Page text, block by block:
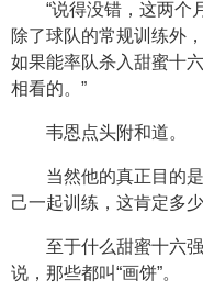
“说得没错，这两个
除了球队的常规训练外
如果能率队杀入甜蜜十
相看的。”
韦恩点头附和道。
当然他的真正目的
己一起训练，这肯定多
至于什么甜蜜十六
说，那些都叫“画饼”。